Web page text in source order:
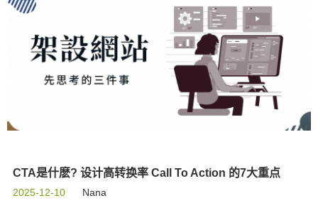
CTA是什麽? 设计高转换率 Call To Action 的7大重点
2025-12-10 Nana